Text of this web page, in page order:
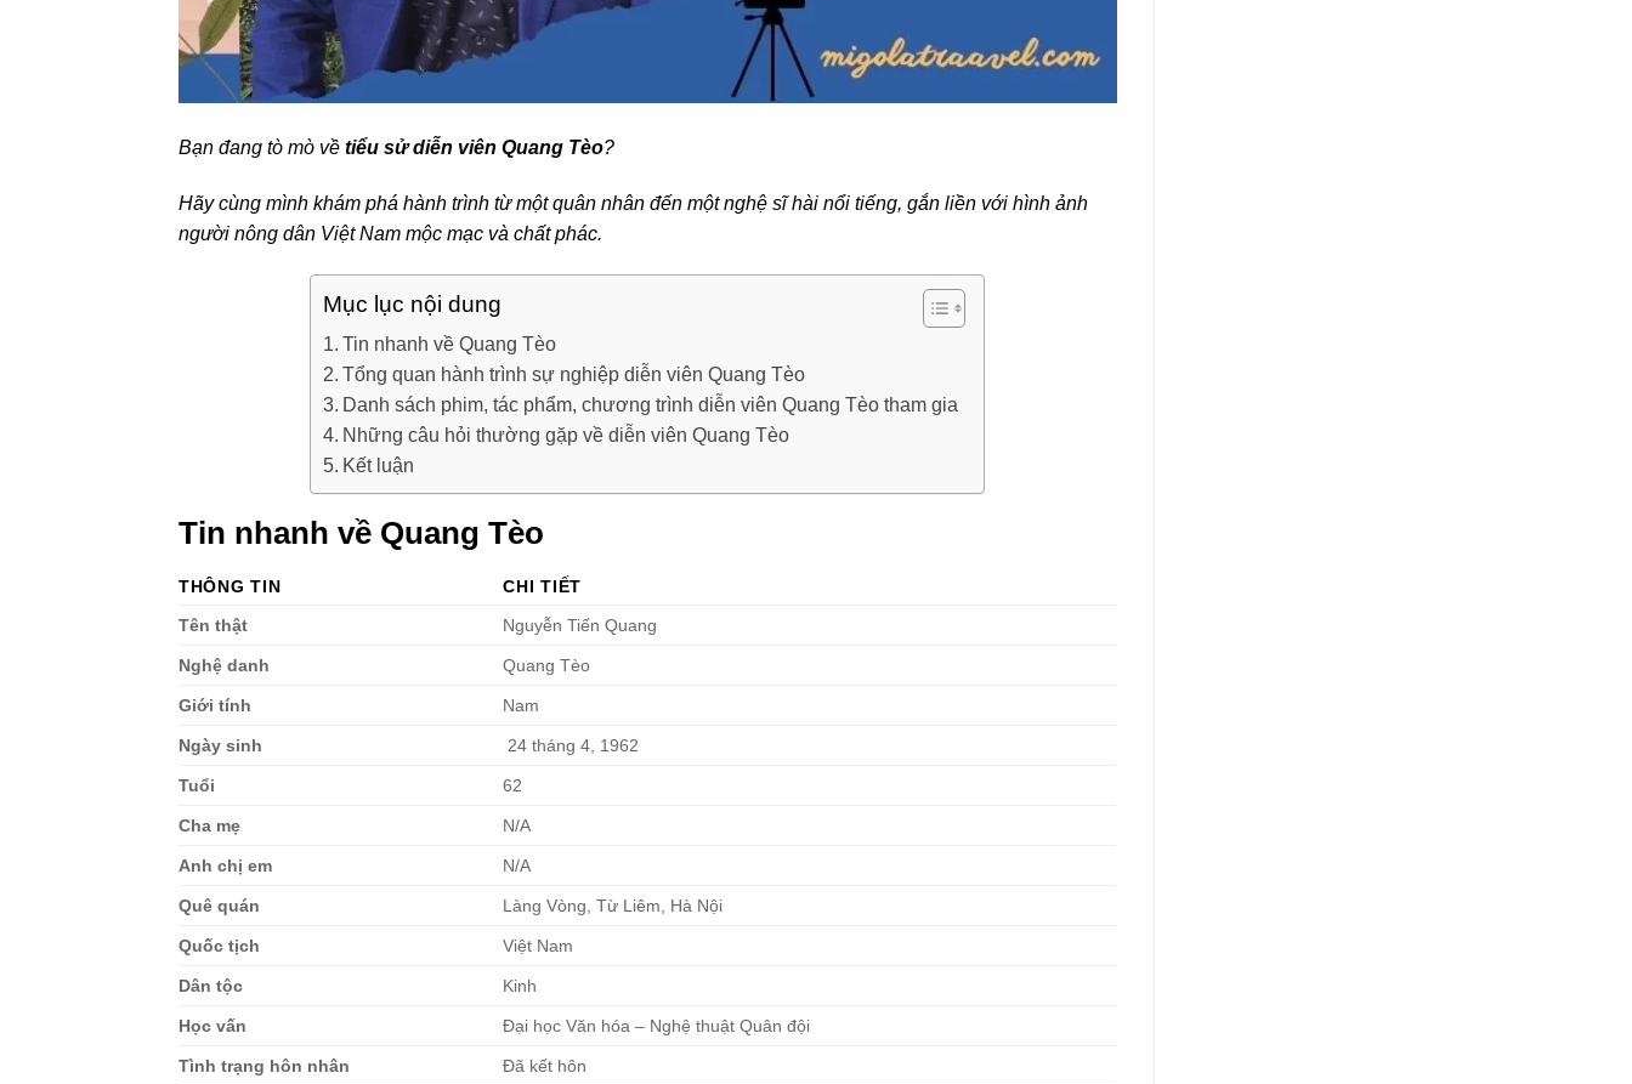
Bạn đang tò mò về tiểu sử diễn viên Quang Tèo?
Hãy cùng mình khám phá hành trình từ một quân nhân đến một nghệ sĩ hài nổi tiếng, gắn liền với hình ảnh
người nông dân Việt Nam mộc mạc và chất phác.
Mục lục nội dung
Tin nhanh về Quang Tèo
Tổng quan hành trình sự nghiệp diễn viên Quang Tèo
Danh sách phim, tác phẩm, chương trình diễn viên Quang Tèo tham gia
Những câu hỏi thường gặp về diễn viên Quang Tèo
Kết luận
Tin nhanh về Quang Tèo
THÔNG TIN
CHI TIẾT
Tên thật
Nguyễn Tiến Quang
Nghệ danh Quang Tèo
Giới tính Nam
Ngày sinh 24 tháng 4, 1962
Tuổi 62
Cha mẹ N/A
Anh chị em N/A
Quê quán Làng Vòng, Từ Liêm, Hà Nội
Quốc tịch Việt Nam
Dân tộc Kinh
Học vấn Đại học Văn hóa – Nghệ thuật Quân đội
Tình trạng hôn nhân Đã kết hôn